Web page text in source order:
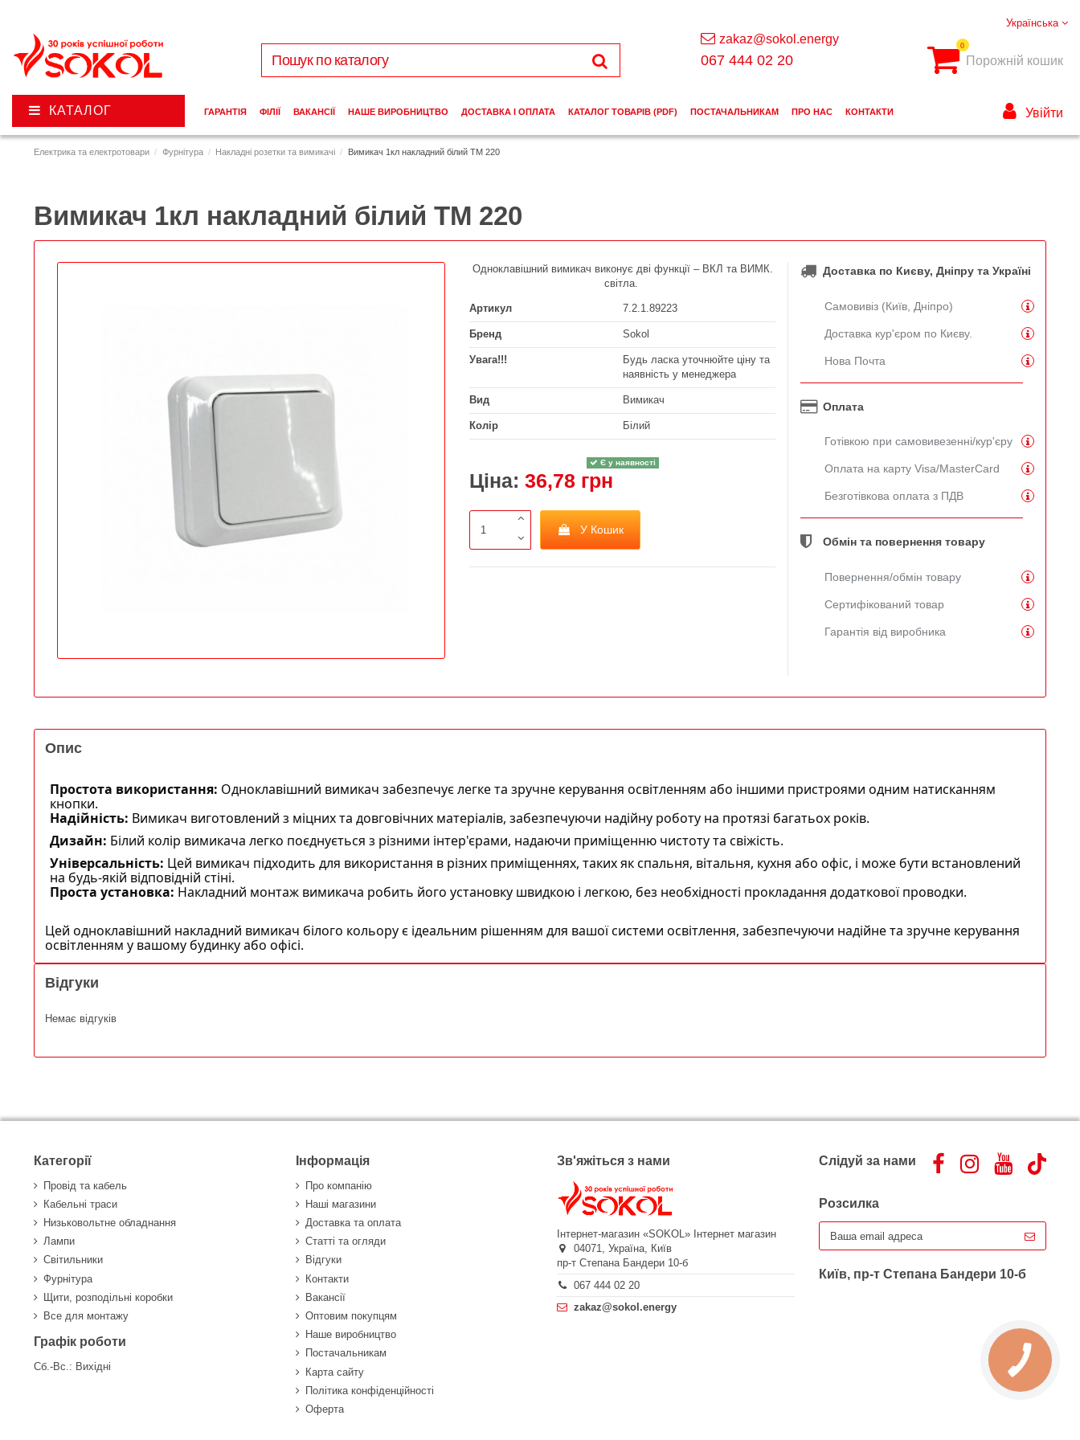
Електрика та електротовари Фурнітура Накладні розетки та вимикачі Вимикач 1кл накладний білий ТМ 220
Вимикач 1кл накладний білий ТМ 220
Одноклавішний вимикач виконує дві функції – ВКЛ та ВИМК.
світла.
Артикул 7.2.1.89223
Бренд Sokol
Увага!!!
Будь ласка уточнюйте ціну та
наявність у менеджера
Вид Вимикач
Колір Білий
Є у наявності
Ціна: 36,78 грн
У Кошик
Доставка по Києву, Дніпру та Україні
Самовивіз (Київ, Дніпро)
Доставка кур'єром по Києву.
Нова Почта
Оплата
Готівкою при самовивезенні/кур'єру
Оплата на карту Visa/MasterCard
Безготівкова оплата з ПДВ
Обмін та повернення товару
Повернення/обмін товару
Сертифікований товар
Гарантія від виробника
Опис
Простота використання: Одноклавішний вимикач забезпечує легке та зручне керування освітленням або іншими пристроями одним натисканням
кнопки.
Надійність: Вимикач виготовлений з міцних та довговічних матеріалів, забезпечуючи надійну роботу на протязі багатьох років.
Дизайн: Білий колір вимикача легко поєднується з різними інтер'єрами, надаючи приміщенню чистоту та свіжість.
Універсальність: Цей вимикач підходить для використання в різних приміщеннях, таких як спальня, вітальня, кухня або офіс, і може бути встановлений
на будь-якій відповідній стіні.
Проста установка: Накладний монтаж вимикача робить його установку швидкою і легкою, без необхідності прокладання додаткової проводки.
Цей одноклавішний накладний вимикач білого кольору є ідеальним рішенням для вашої системи освітлення, забезпечуючи надійне та зручне керування
освітленням у вашому будинку або офісі.
Відгуки
Немає відгуків
Українська
zakaz@sokol.energy
067 444 02 20
0
Порожній кошик
КАТАЛОГ ГАРАНТІЯ ФІЛІЇ ВАКАНСІЇ НАШЕ ВИРОБНИЦТВО ДОСТАВКА І ОПЛАТА КАТАЛОГ ТОВАРІВ (PDF) ПОСТАЧАЛЬНИКАМ ПРО НАС КОНТАКТИ Увійти
Категорії
Провід та кабель
Кабельні траси
Низьковольтне обладнання
Лампи
Світильники
Фурнітура
Щити, розподільні коробки
Все для монтажу
Графік роботи
Сб.-Вс.: Вихідні
Інформація
Про компанію
Наші магазини
Доставка та оплата
Статті та огляди
Відгуки
Контакти
Вакансії
Оптовим покупцям
Наше виробництво
Постачальникам
Карта сайту
Політика конфіденційності
Оферта
Зв'яжіться з нами
Інтернет-магазин «SOKOL» Інтернет магазин
04071,Україна, Київ
пр-т Степана Бандери 10-б
067 444 02 20
zakaz@sokol.energy
Слідуй за нами
Розсилка
Київ, пр-т Степана Бандери 10-б